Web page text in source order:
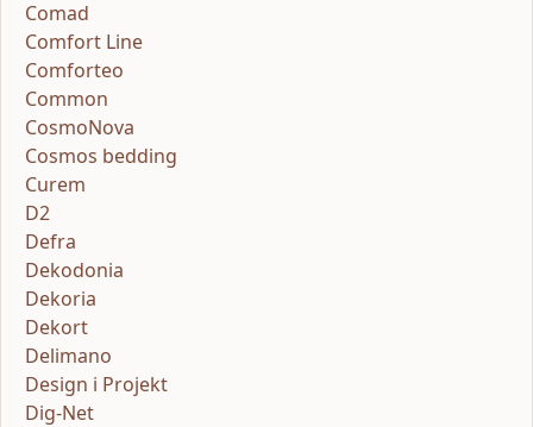
Comad
Comfort Line
Comforteo
Common
CosmoNova
Cosmos bedding
Curem
D2
Defra
Dekodonia
Dekoria
Dekort
Delimano
Design i Projekt
Dig-Net